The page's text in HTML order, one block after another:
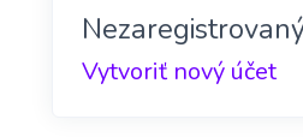
Vytvoriť nový účet